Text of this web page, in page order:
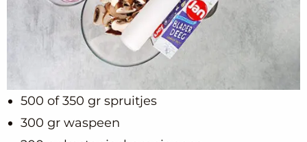
500 of 350 gr spruitjes
300 gr waspeen